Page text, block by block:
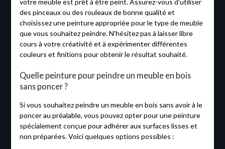
votre meuble est prêt à être peint. Assurez-vous d’utiliser
des pinceaux ou des rouleaux de bonne qualité et
choisissez une peinture appropriée pour le type de meuble
que vous souhaitez peindre. N’hésitez pas à laisser libre
cours à votre créativité et à expérimenter différentes
couleurs et finitions pour obtenir le résultat souhaité.
Quelle peinture pour peindre un meuble en bois
sans poncer ?
Si vous souhaitez peindre un meuble en bois sans avoir à le
poncer au préalable, vous pouvez opter pour une peinture
spécialement conçue pour adhérer aux surfaces lisses et
non préparées. Voici quelques options possibles :